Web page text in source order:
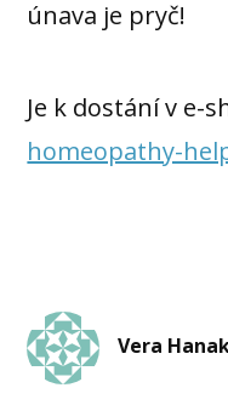
únava je pryč!
Je k dostání v e-
homeopathy-
Vera